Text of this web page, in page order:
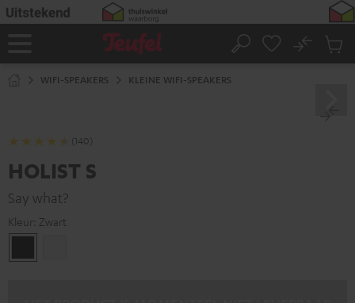
Home
Zoeken
No
WIFI-SPEAKERS KLEINE WIFI-SPEAKERS
(140)
HOLIST S
Say what?
Kleur: Zwart